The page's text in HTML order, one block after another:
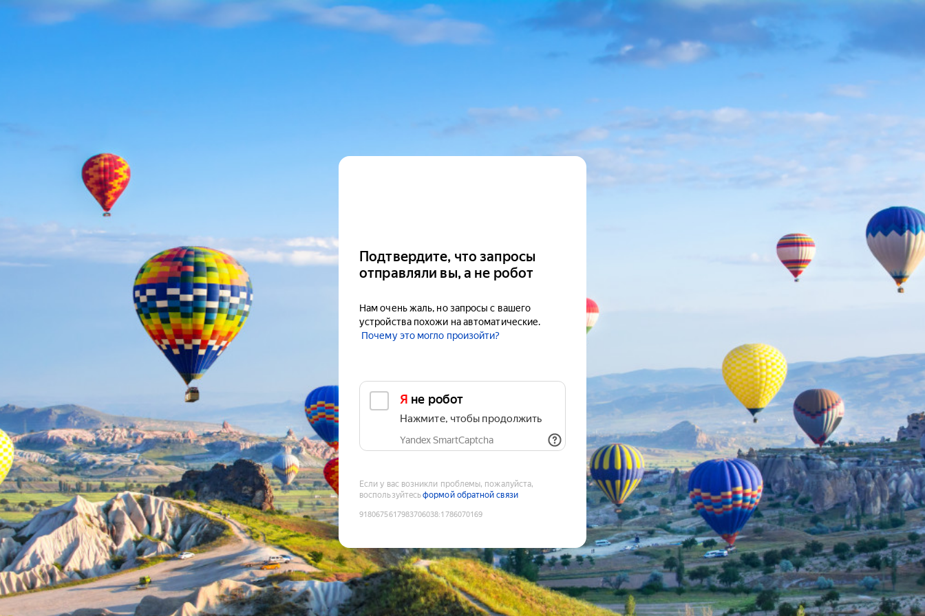
Подтвердите, что запросы
отправляли вы, а не робот
Нам очень жаль, но запросы с вашего
устройства похожи на автоматические.
Почему это могло произойти?
Я не робот
Нажмите, чтобы продолжить
Yandex SmartCaptcha
Если у вас возникли проблемы, пожалуйста,
воспользуйтесьформой обратной связи
9180675617983706038:1786070169